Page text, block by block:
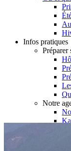
Infos pratiques
Préparer
Notre